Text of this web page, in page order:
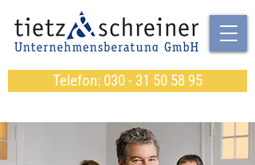
Telefon: 030 - 31 50 58 95